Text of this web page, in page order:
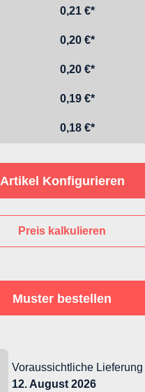
0,21 €*
0,20 €*
0,20 €*
0,19 €*
0,18 €*
Artikel Konfigurieren
Preis kalkulieren
Muster bestellen
Voraussichtliche Lieferung
12. August 2026